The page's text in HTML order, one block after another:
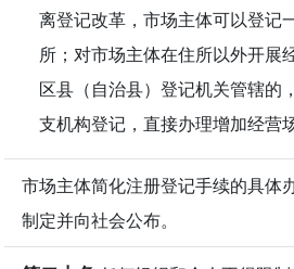
离登记改革，市场主体可以登记
所；对市场主体在住所以外开展
区县（自治县）登记机关管辖的
支机构登记，直接办理增加经营
市场主体简化注册登记手续的具体
制定并向社会公布。